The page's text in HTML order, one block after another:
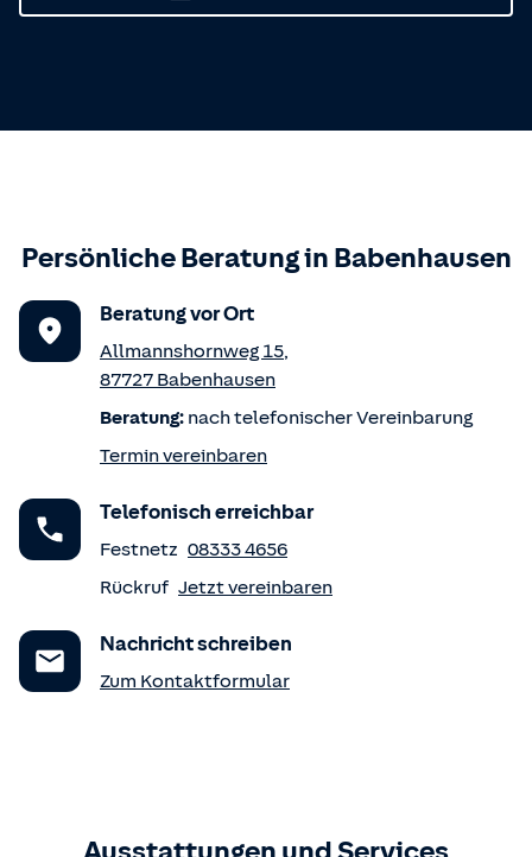
Persönliche Beratung in Babenhausen
Beratung vor Ort
Allmannshornweg 15,
87727 Babenhausen
Beratung: nach telefonischer Vereinbarung
Termin vereinbaren
Telefonisch erreichbar
Festnetz 08333 4656
Rückruf Jetzt vereinbaren
Nachricht schreiben
Zum Kontaktformular